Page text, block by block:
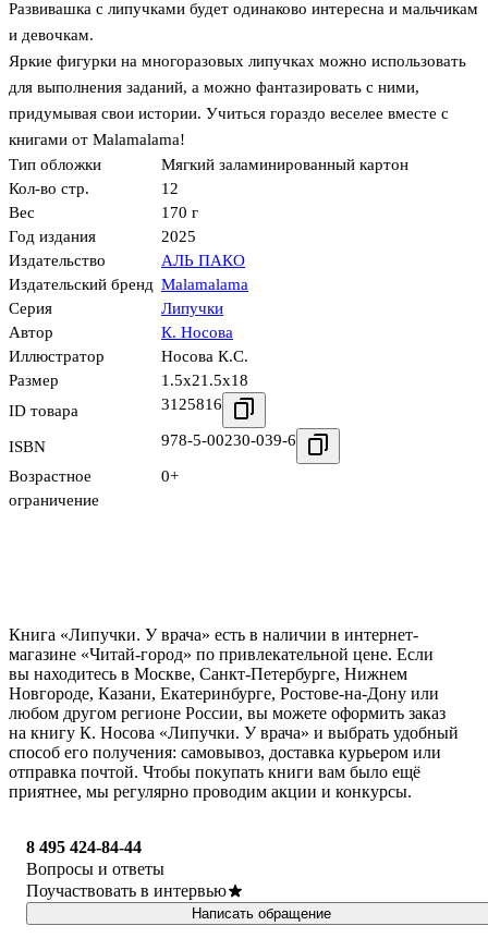
Развивашка с липучками будет одинаково интересна и мальчикам
и девочкам.
Яркие фигурки на многоразовых липучках можно использовать
для выполнения заданий, а можно фантазировать с ними,
придумывая свои истории. Учиться гораздо веселее вместе с
книгами от Malamalama!
Тип обложки
Мягкий заламинированный картон
Кол-во стр.
12
Вес
170 г
Год издания
2025
Издательство
АЛЬ ПАКО
Издательский бренд Malamalama
Серия
Липучки
Автор
К. Носова
Иллюстратор
Носова К.С.
Размер
1.5x21.5x18
ID товара
3125816
ISBN 978-5-00230-039-6
Возрастное
ограничение
0+
Книга «Липучки. У врача» есть в наличии в интернет-
магазине «Читай-город» по привлекательной цене. Если
вы находитесь в Москве, Санкт-Петербурге, Нижнем
Новгороде, Казани, Екатеринбурге, Ростове-на-Дону или
любом другом регионе России, вы можете оформить заказ
на книгу К. Носова «Липучки. У врача» и выбрать удобный
способ его получения: самовывоз, доставка курьером или
отправка почтой. Чтобы покупать книги вам было ещё
приятнее, мы регулярно проводим акции и конкурсы.
8 495 424-84-44
Вопросы и ответы
Поучаствовать в интервью
Написать обращение